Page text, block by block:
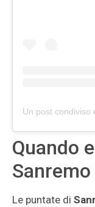
Quando
Le puntate di